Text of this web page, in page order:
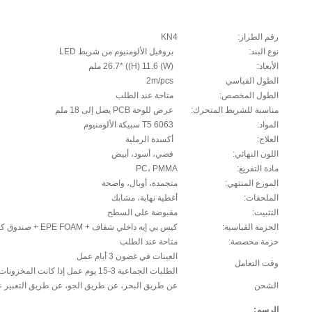
رقم الطراز:
KN4
نوع البند:
بروفيل الألومنيوم من شريط LED
الأبعاد:
(W) 26.7* ((H) 11.6 ملم
الطول القياسي
2m/pcs
الطول المخصص:
متاحة عند الطلب
مناسبة للشريط المتحرك:
عرض للوحة PCB يصل إلى 18 ملم
المواد:
6063 T5 سبيكة الألومنيوم
العلاج:
أكسدة الرملية
اللون النهائي:
فضي، أسود، أبيض
مادة التفريغ:
PC، PMMA
الموزع المنتهي:
متجمدة، أوبال، واضحة
الملحقات:
أغطية نهاية، مشابك
التثبيت:
مقبوضة على السطح
الحزمة القياسية:
كيس بي إيه داخلي شفاف + EPE FOAM + صندوق كرتون
حزمة مخصصة:
متاحة عند الطلب
وقت التعامل
العينات في غضون 3 أيام عمل
الطلبات الجماعية 3-15 يوم عمل إذا كانت المخزونات
الشحن
عن طريق البحر، عن طريق الجو، عن طريق التعبير
الرسم: